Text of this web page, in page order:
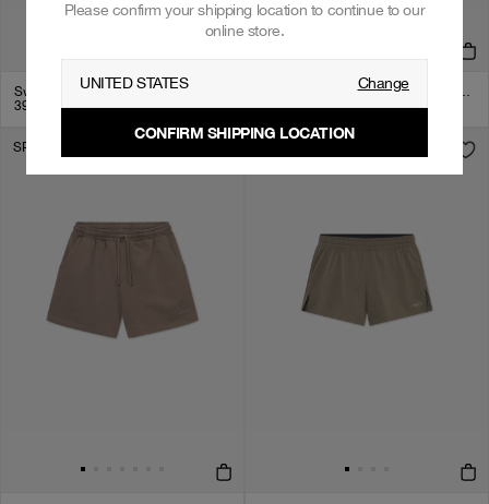
Sweat Shorts - Logo, Women - Clay
399
+1
Sweat Shorts - Logo, Women - Cloudy Grey
399kr
SPAR 50%
Please confirm your shipping location to continue to our
online store.
UNITED STATES Change
CONFIRM SHIPPING LOCATION